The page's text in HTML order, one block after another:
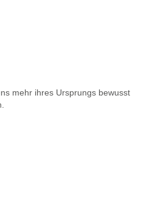
mehr ihres Ursprungs bewusst